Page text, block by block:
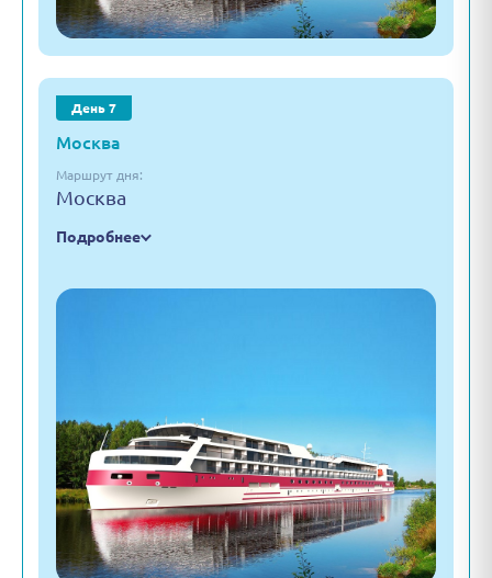
День 7
Москва
Маршрут дня:
Москва
Подробнее